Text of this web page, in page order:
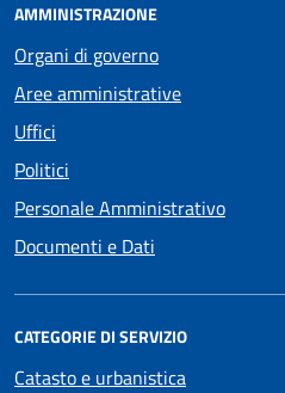
AMMINISTRAZIONE
Organi di governo
Aree amministrative
Uffici
Politici
Personale Amministrativo
Documenti e Dati
CATEGORIE DI SERVIZIO
Catasto e urbanistica